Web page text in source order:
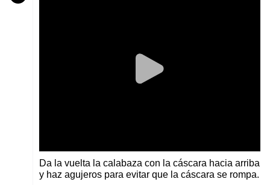
Da la vuelta la calabaza con la cáscara hacia arriba
y haz agujeros para evitar que la cáscara se rompa.